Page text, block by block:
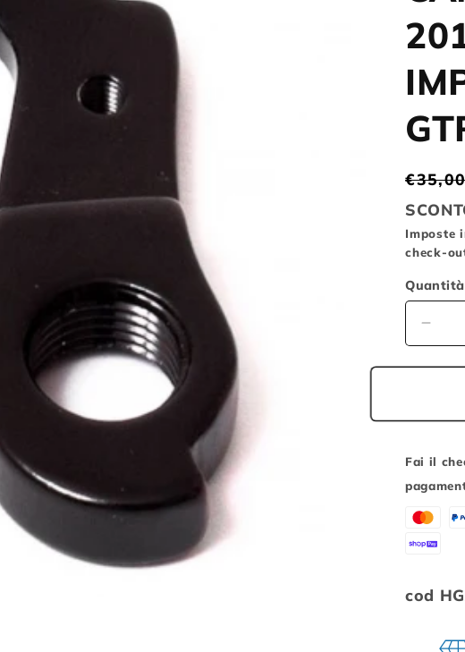
o
g
f
c
a
di
listino
Imposte
check-
Quantità
per
GT,
Fai il
cod